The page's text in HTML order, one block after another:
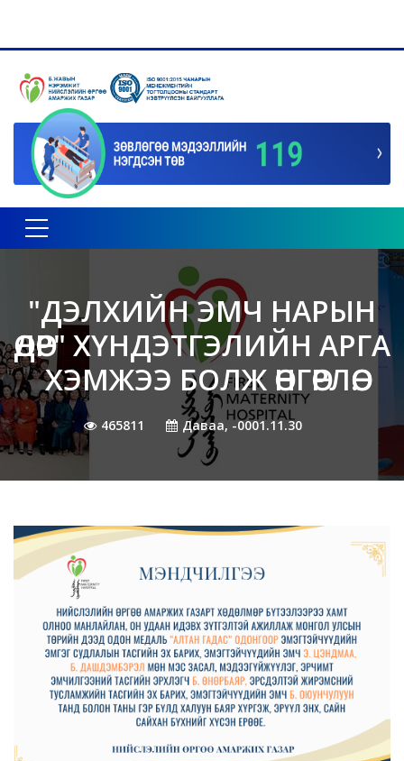
Toggle navigation
"ДЭЛХИЙН ЭМЧ НАРЫН
ӨДӨР" ХҮНДЭТГЭЛИЙН АРГА
ХЭМЖЭЭ БОЛЖ ӨНГӨРЛӨӨ.
465811 Даваа, -0001.11.30